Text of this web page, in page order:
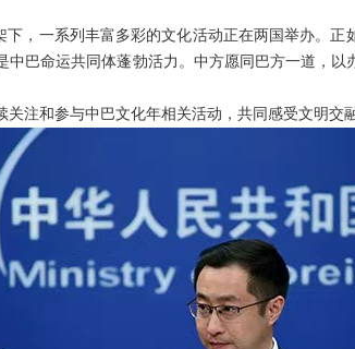
下，一系列丰富多彩的文化活动正在两国举办。
中巴命运共同体蓬勃活力。中方愿同巴方一道，
注和参与中巴文化年相关活动，共同感受文明交